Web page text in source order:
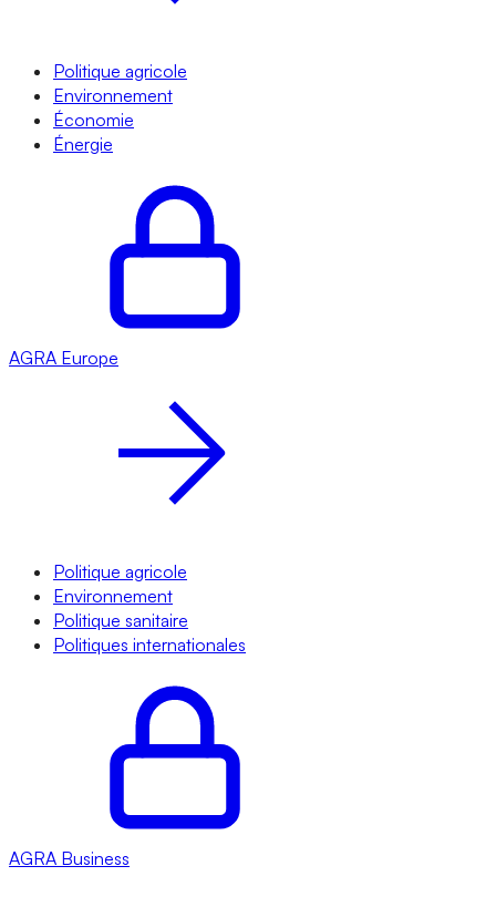
Politique agricole
Environnement
Économie
Énergie
AGRA Europe
Politique agricole
Environnement
Politique sanitaire
Politiques internationales
AGRA Business